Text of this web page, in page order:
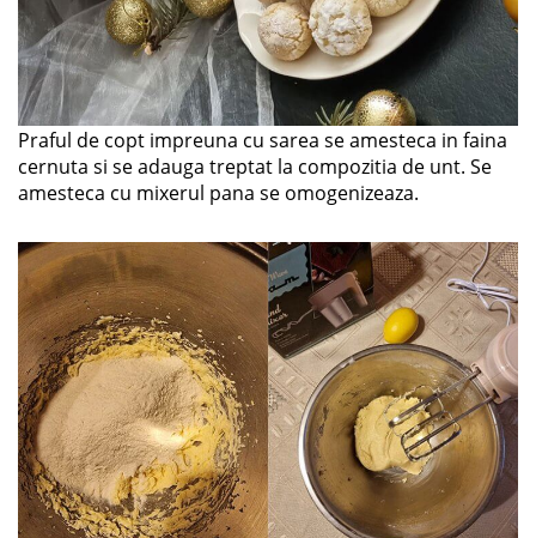
Praful de copt impreuna cu sarea se amesteca in faina
cernuta si se adauga treptat la compozitia de unt. Se
amesteca cu mixerul pana se omogenizeaza.